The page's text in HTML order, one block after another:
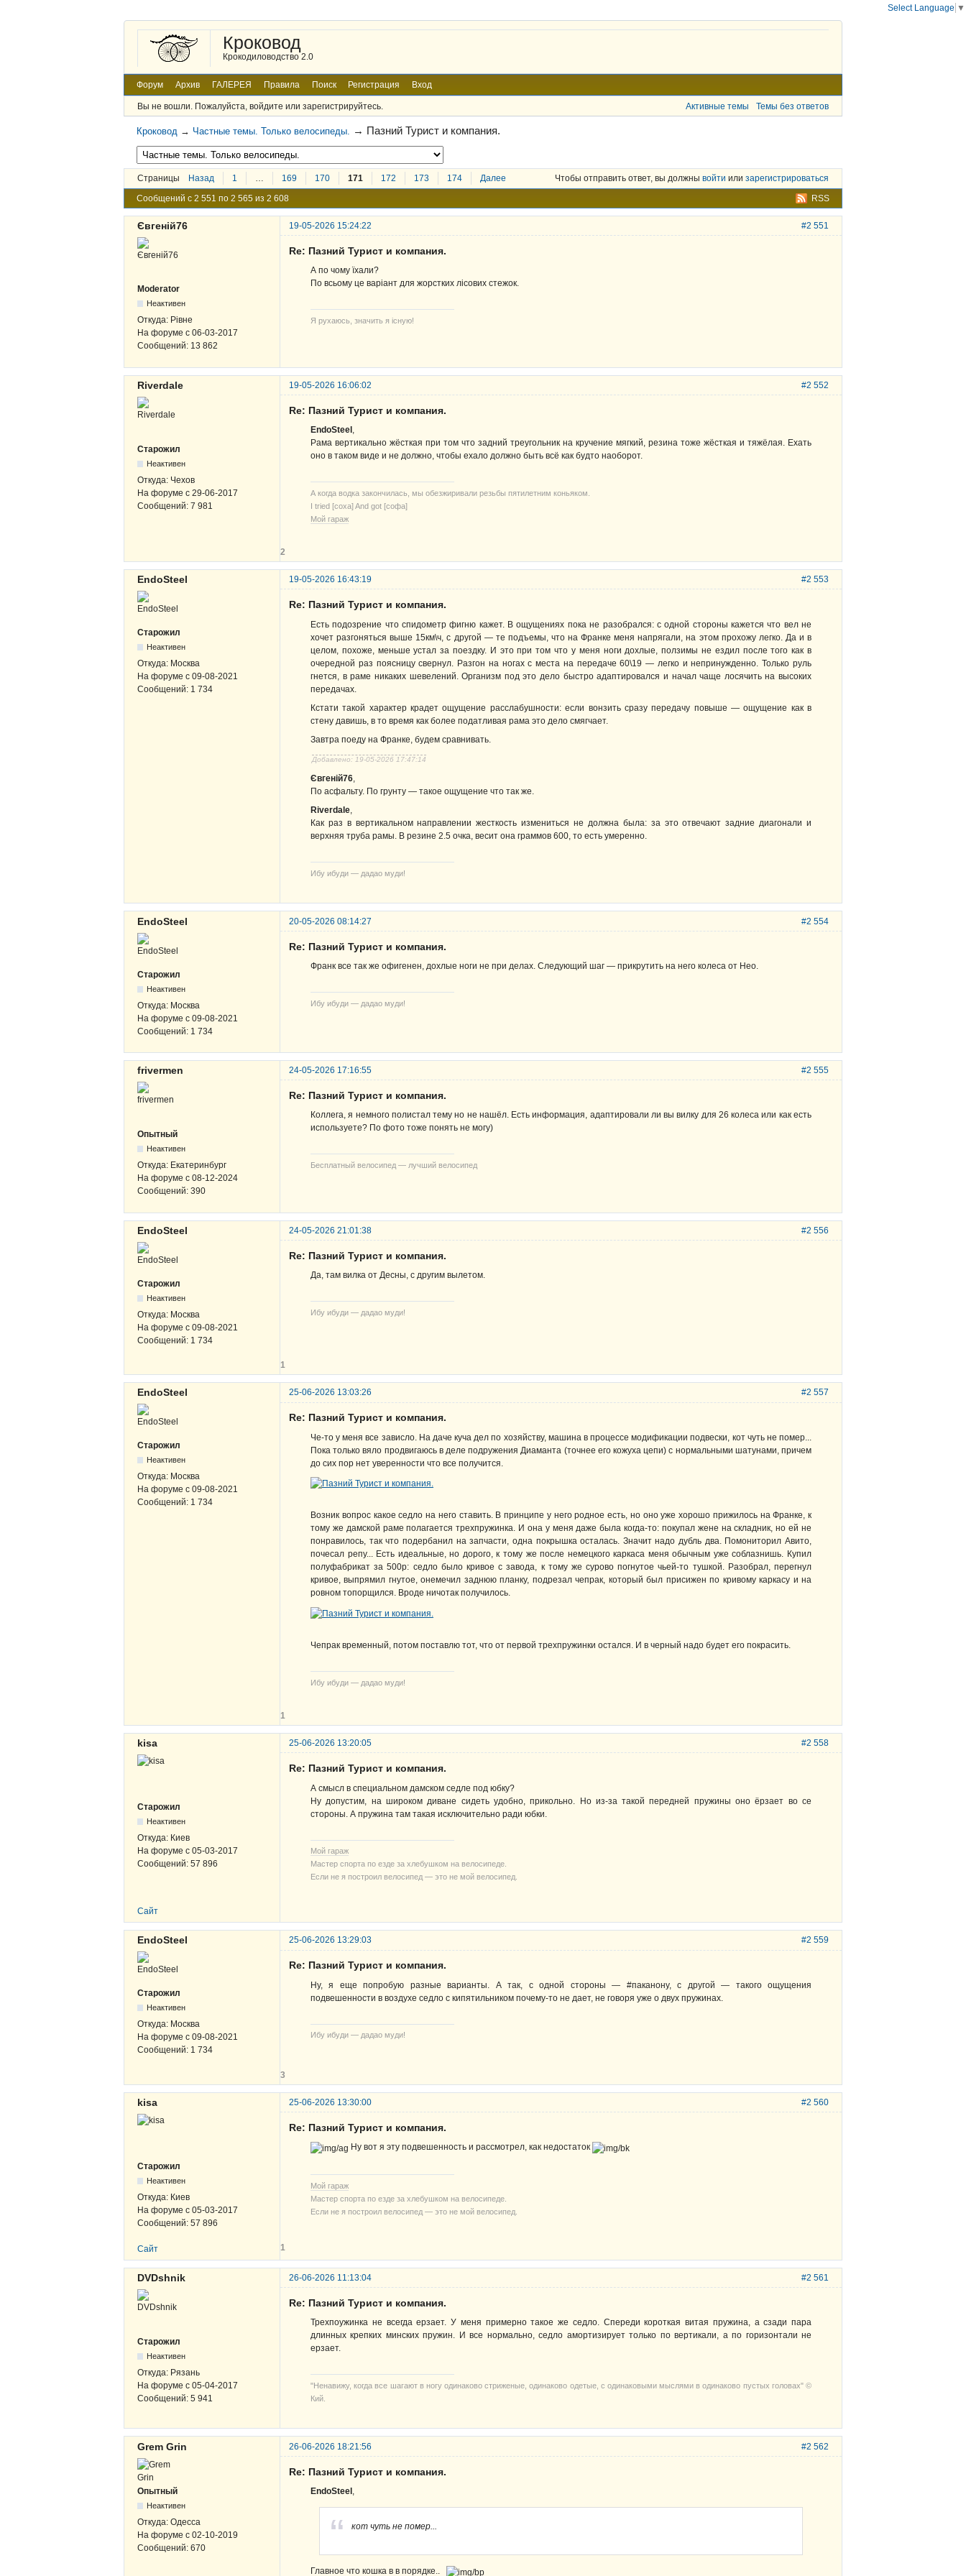
Кроковод
Крокодиловодство 2.0
Форум Архив ГАЛЕРЕЯ Правила Поиск Регистрация Вход
Вы не вошли. Пожалуйста, войдите или зарегистрируйтесь. Активные темы Темы без ответов
Кроковод → Частные темы. Только велосипеды. → Пазний Турист и компания.
Страницы Назад 1 … 169 170 171 172 173 174 Далее Чтобы отправить ответ, вы должны войти или зарегистрироваться
RSS
Сообщений с 2 551 по 2 565 из 2 608
#2 551
Євгеній76 19-05-2026 15:24:22
Moderator
Неактивен
Откуда: Рівне
На форуме с 06-03-2017
Сообщений: 13 862
Re: Пазний Турист и компания.
А по чому їхали?
По всьому це варіант для жорстких лісових стежок.
Я рухаюсь, значить я існую!
#2 552
Riverdale 19-05-2026 16:06:02
Старожил
Неактивен
Откуда: Чехов
На форуме с 29-06-2017
Сообщений: 7 981
Re: Пазний Турист и компания.
EndoSteel ,
Рама вертикально жёсткая при том что задний треугольник на кручение мягкий, резина тоже жёсткая и тяжёлая. Ехать
оно в таком виде и не должно, чтобы ехало должно быть всё как будто наоборот.
А когда водка закончилась, мы обезжиривали резьбы пятилетним коньяком.
I tried [соха] And got [софа]
Мой гараж
2
#2 553
EndoSteel 19-05-2026 16:43:19
Старожил
Неактивен
Откуда: Москва
На форуме с 09-08-2021
Сообщений: 1 734
Re: Пазний Турист и компания.
Есть подозрение что спидометр фигню кажет. В ощущениях пока не разобрался: с одной стороны кажется что вел не
хочет разгоняться выше 15км\ч, с другой — те подъемы, что на Франке меня напрягали, на этом прохожу легко. Да и в
целом, похоже, меньше устал за поездку. И это при том что у меня ноги дохлые, ползимы не ездил после того как в
очередной раз поясницу свернул. Разгон на ногах с места на передаче 60\19 — легко и непринужденно. Только руль
гнется, в раме никаких шевелений. Организм под это дело быстро адаптировался и начал чаще лосячить на высоких
передачах.
Кстати такой характер крадет ощущение расслабушности: если вонзить сразу передачу повыше — ощущение как в
стену давишь, в то время как более податливая рама это дело смягчает.
Завтра поеду на Франке, будем сравнивать.
Добавлено: 19-05-2026 17:47:14
Євгеній76,
По асфальту. По грунту — такое ощущение что так же.
Riverdale,
Как раз в вертикальном направлении жесткость измениться не должна была: за это отвечают задние диагонали и
верхняя труба рамы. В резине 2.5 очка, весит она граммов 600, то есть умеренно.
Ибу ибуди — дадао муди!
#2 554
EndoSteel 20-05-2026 08:14:27
Старожил
Неактивен
Откуда: Москва
На форуме с 09-08-2021
Сообщений: 1 734
Re: Пазний Турист и компания.
Франк все так же офигенен, дохлые ноги не при делах. Следующий шаг — прикрутить на него колеса от Нео.
Ибу ибуди — дадао муди!
#2 555
frivermen 24-05-2026 17:16:55
Опытный
Неактивен
Откуда: Екатеринбург
На форуме с 08-12-2024
Сообщений: 390
Re: Пазний Турист и компания.
Коллега, я немного полистал тему но не нашёл. Есть информация, адаптировали ли вы вилку для 26 колеса или как есть
используете? По фото тоже понять не могу)
Бесплатный велосипед — лучший велосипед
#2 556
EndoSteel 24-05-2026 21:01:38
Старожил
Неактивен
Откуда: Москва
На форуме с 09-08-2021
Сообщений: 1 734
Re: Пазний Турист и компания.
Да, там вилка от Десны, с другим вылетом.
Ибу ибуди — дадао муди!
1
#2 557
EndoSteel 25-06-2026 13:03:26
Старожил
Неактивен
Откуда: Москва
На форуме с 09-08-2021
Сообщений: 1 734
Re: Пазний Турист и компания.
Че-то у меня все зависло. На даче куча дел по хозяйству, машина в процессе модификации подвески, кот чуть не помер...
Пока только вяло продвигаюсь в деле подружения Диаманта (точнее его кожуха цепи) с нормальными шатунами, причем
до сих пор нет уверенности что все получится.
Возник вопрос какое седло на него ставить. В принципе у него родное есть, но оно уже хорошо прижилось на Франке, к
тому же дамской раме полагается трехпружинка. И она у меня даже была когда-то: покупал жене на складник, но ей не
понравилось, так что подербанил на запчасти, одна покрышка осталась. Значит надо дубль два. Помониторил Авито,
почесал репу... Есть идеальные, но дорого, к тому же после немецкого каркаса меня обычным уже соблазнишь. Купил
полуфабрикат за 500р: седло было кривое с завода, к тому же сурово погнутое чьей-то тушкой. Разобрал, перегнул
кривое, выпрямил гнутое, онемечил заднюю планку, подрезал чепрак, который был присижен по кривому каркасу и на
ровном топорщился. Вроде ничотак получилось.
Чепрак временный, потом поставлю тот, что от первой трехпружинки остался. И в черный надо будет его покрасить.
Ибу ибуди — дадао муди!
1
#2 558
kisa 25-06-2026 13:20:05
Старожил
Неактивен
Откуда: Киев
На форуме с 05-03-2017
Сообщений: 57 896
Re: Пазний Турист и компания.
А смысл в специальном дамском седле под юбку?
Ну допустим, на широком диване сидеть удобно, прикольно. Но из-за такой передней пружины оно ёрзает во се
стороны. А пружина там такая исключительно ради юбки.
Мой гараж
Мастер спорта по езде за хлебушком на велосипеде.
Если не я построил велосипед — это не мой велосипед.
Сайт
#2 559
EndoSteel 25-06-2026 13:29:03
Старожил
Неактивен
Откуда: Москва
На форуме с 09-08-2021
Сообщений: 1 734
Re: Пазний Турист и компания.
Ну, я еще попробую разные варианты. А так, с одной стороны — #паканону, с другой — такого ощущения
подвешенности в воздухе седло с кипятильником почему-то не дает, не говоря уже о двух пружинах.
Ибу ибуди — дадао муди!
3
#2 560
kisa 25-06-2026 13:30:00
Старожил
Неактивен
Откуда: Киев
На форуме с 05-03-2017
Сообщений: 57 896
Re: Пазний Турист и компания.
Ну вот я эту подвешенность и рассмотрел, как недостаток
Мой гараж
Мастер спорта по езде за хлебушком на велосипеде.
Если не я построил велосипед — это не мой велосипед.
Сайт 1
#2 561
DVDshnik 26-06-2026 11:13:04
Старожил
Неактивен
Откуда: Рязань
На форуме с 05-04-2017
Сообщений: 5 941
Re: Пазний Турист и компания.
Трехпоужинка не всегда ерзает. У меня примерно такое же седло. Спереди короткая витая пружина, а сзади пара
длинных крепких минских пружин. И все нормально, седло амортизирует только по вертикали, а по горизонтали не
ерзает.
"Ненавижу, когда все шагают в ногу одинаково стриженые, одинаково одетые, с одинаковыми мыслями в одинаково пустых головах" ©
Кий.
#2 562
Grem Grin 26-06-2026 18:21:56
Опытный
Неактивен
Откуда: Одесса
На форуме с 02-10-2019
Сообщений: 670
Re: Пазний Турист и компания.
EndoSteel,
кот чуть не помер...
Главное что кошка в в порядке..
Select Language ▼